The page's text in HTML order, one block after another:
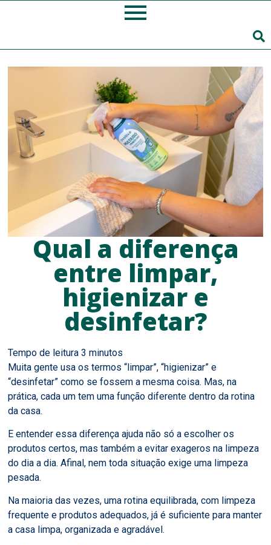
Qual a diferença
entre limpar,
higienizar e
desinfetar?
Muita gente usa os termos “limpar”, “higienizar” e
“desinfetar” como se fossem a mesma coisa. Mas, na
prática, cada um tem uma função diferente dentro da rotina
da casa.
E entender essa diferença ajuda não só a escolher os
produtos certos, mas também a evitar exageros na limpeza
do dia a dia. Afinal, nem toda situação exige uma limpeza
pesada.
Na maioria das vezes, uma rotina equilibrada, com limpeza
frequente e produtos adequados, já é suficiente para manter
a casa limpa, organizada e agradável.